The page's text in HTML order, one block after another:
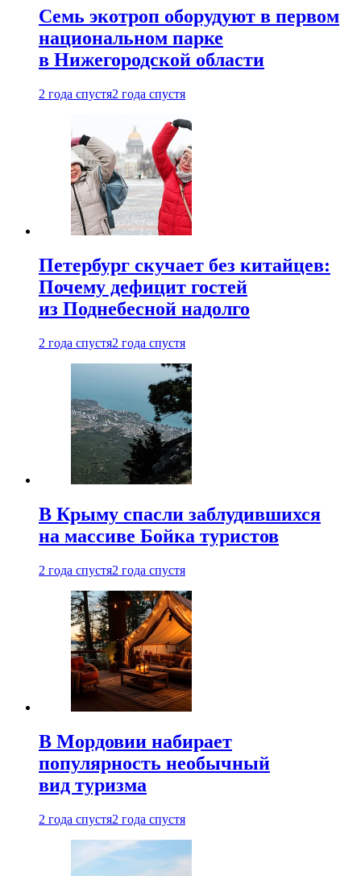
Семь экотроп оборудуют в первом
национальном парке
в Нижегородской области
2 года спустя2 года спустя
Петербург скучает без китайцев:
Почему дефицит гостей
из Поднебесной надолго
2 года спустя2 года спустя
В Крыму спасли заблудившихся
на массиве Бойка туристов
2 года спустя2 года спустя
В Мордовии набирает
популярность необычный
вид туризма
2 года спустя2 года спустя